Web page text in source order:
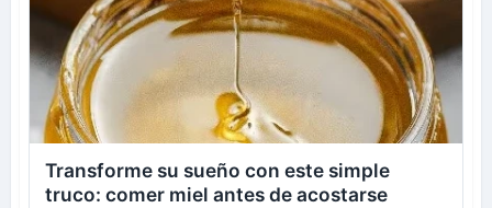
Transforme su sueño con este simple
truco: comer miel antes de acostarse